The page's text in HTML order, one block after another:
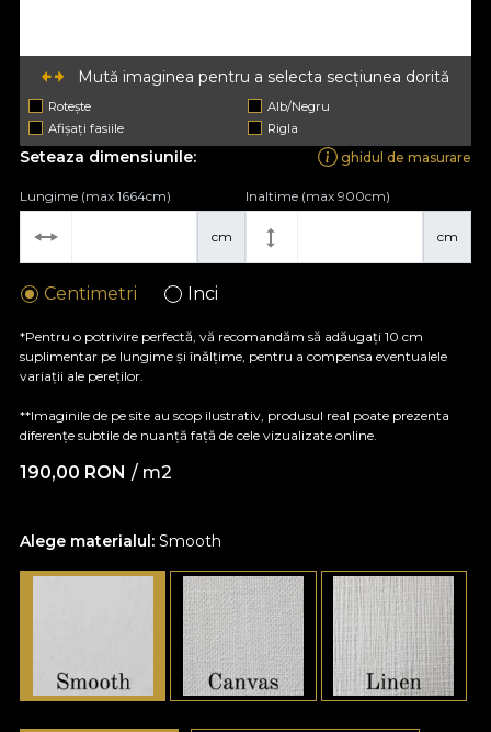
Mută imaginea pentru a selecta secțiunea dorită
Rotește
Alb/Negru
Afișați fasiile
Rigla
Alege materialul: Smooth
Seteaza dimensiunile: ghidul de masurare
cm
Lungime (max 1664cm)
cm
Inaltime (max 900cm)
Centimetri Inci
*Pentru o potrivire perfectă, vă recomandăm să adăugați 10 cm
suplimentar pe lungime și înălțime, pentru a compensa eventualele
variații ale pereților.
**Imaginile de pe site au scop ilustrativ, produsul real poate prezenta
diferențe subtile de nuanță față de cele vizualizate online.
190,00 RON / m2